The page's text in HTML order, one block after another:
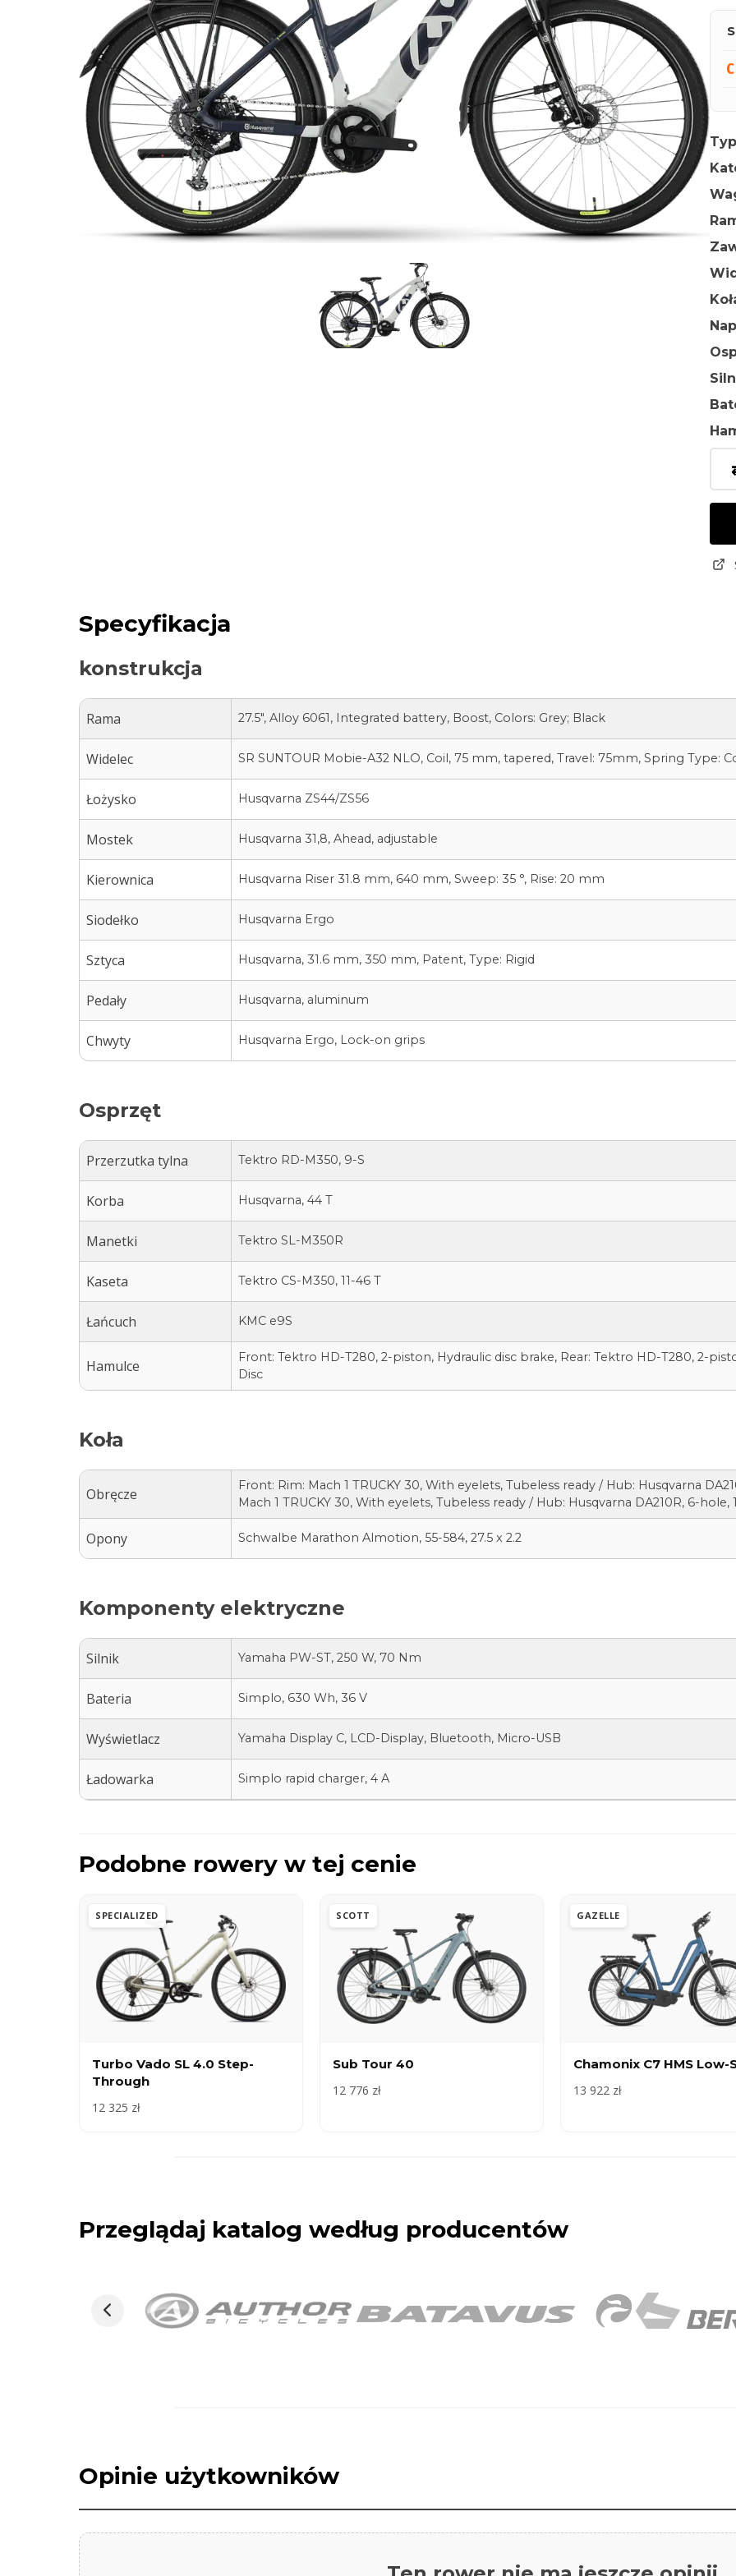
Specyfikacja
konstrukcja
Rama 27.5″, Alloy 6061, Integrated battery, Boost, Colors: Grey; Black
Widelec SR SUNTOUR Mobie-A32 NLO, Coil, 75 mm, tapered, Travel: 75mm, Spring Type:
Łożysko Husqvarna ZS44/ZS56
Mostek Husqvarna 31,8, Ahead, adjustable
Kierownica Husqvarna Riser 31.8 mm, 640 mm, Sweep: 35 °, Rise: 20 mm
Siodełko Husqvarna Ergo
Sztyca Husqvarna, 31.6 mm, 350 mm, Patent, Type: Rigid
Pedały Husqvarna, aluminum
Chwyty Husqvarna Ergo, Lock-on grips
Osprzęt
Przerzutka tylna Tektro RD-M350, 9-S
Korba Husqvarna, 44 T
Manetki Tektro SL-M350R
Kaseta Tektro CS-M350, 11-46 T
Łańcuch KMC e9S
Hamulce
Front: Tektro HD-T280, 2-piston, Hydraulic disc brake, Rear: Tektro HD-T280, 2-
Disc
Koła
Obręcze
Front: Rim: Mach 1 TRUCKY 30, With eyelets, Tubeless ready / Hub: Husqvarna
Mach 1 TRUCKY 30, With eyelets, Tubeless ready / Hub: Husqvarna DA210R, 6-
Opony Schwalbe Marathon Almotion, 55-584, 27.5 x 2.2
Komponenty elektryczne
Silnik Yamaha PW-ST, 250 W, 70 Nm
Bateria Simplo, 630 Wh, 36 V
Wyświetlacz Yamaha Display C, LCD-Display, Bluetooth, Micro-USB
Ładowarka Simplo rapid charger, 4 A
Podobne rowery w tej cenie
SPECIALIZED
Turbo Vado SL 4.0 Step-
Through
12 325 zł
SCOTT
Sub Tour 40
12 776 zł
GAZELLE
Chamonix C7 HMS Low-
13 922 zł
Przeglądaj katalog według producentów
Opinie użytkowników